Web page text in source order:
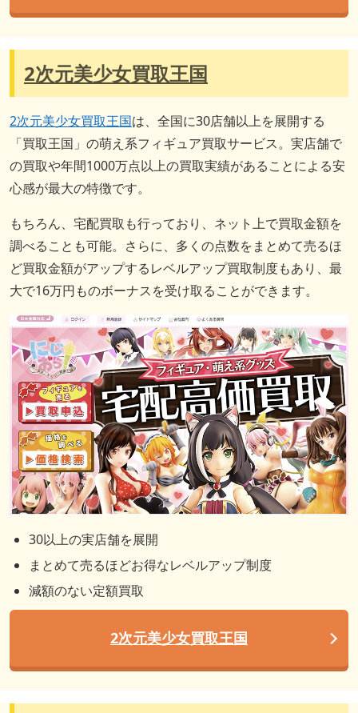
2次元美少女買取王国
2次元美少女買取王国は、全国に30店舗以上を展開する
「買取王国」の萌え系フィギュア買取サービス。実店舗で
の買取や年間1000万点以上の買取実績があることによる安
心感が最大の特徴です。
もちろん、宅配買取も行っており、ネット上で買取金額を
調べることも可能。さらに、多くの点数をまとめて売るほ
ど買取金額がアップするレベルアップ買取制度もあり、最
大で16万円ものボーナスを受け取ることができます。
30以上の実店舗を展開
まとめて売るほどお得なレベルアップ制度
減額のない定額買取
2次元美少女買取王国